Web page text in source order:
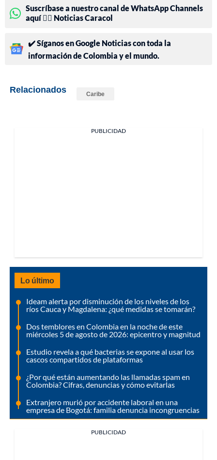
Suscríbase a nuestro canal de WhatsApp Channels
aquí 👉🏻 Noticias Caracol
✔️ Síganos en Google Noticias con toda la
información de Colombia y el mundo.
Relacionados Caribe
PUBLICIDAD
Lo último
Ideam alerta por disminución de los niveles de los
ríos Cauca y Magdalena: ¿qué medidas se tomarán?
Dos temblores en Colombia en la noche de este
miércoles 5 de agosto de 2026: epicentro y magnitud
Estudio revela a qué bacterias se expone al usar los
cascos compartidos de plataformas
¿Por qué están aumentando las llamadas spam en
Colombia? Cifras, denuncias y cómo evitarlas
Extranjero murió por accidente laboral en una
empresa de Bogotá: familia denuncia incongruencias
PUBLICIDAD